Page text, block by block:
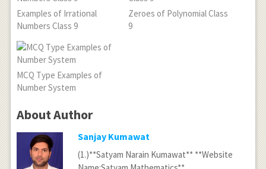
Examples of Irrational
Numbers Class 9
Zeroes of Polynomial Class
9
MCQ Type Examples of
Number System
About Author
Sanjay Kumawat
(1.)**Satyam Narain Kumawat** **Website